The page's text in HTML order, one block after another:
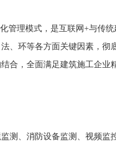
管理模式，是互联网+与传
、环等各方面关键因素，
合，全面满足建筑施工企
测、消防设备监测、视频监